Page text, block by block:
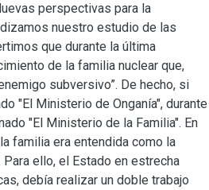
perspectivas para la
nuestro estudio de las
que durante la última
de la familia nuclear que,
subversivo”. De hecho, si
"El Ministerio de Onganía", durante
"El Ministerio de la Familia". En
familia era entendida como la
Para ello, el Estado en estrecha
debía realizar un doble trabajo